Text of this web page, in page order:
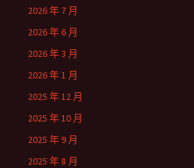
2026 年 7 月
2026 年 6 月
2026 年 3 月
2026 年 1 月
2025 年 12 月
2025 年 10 月
2025 年 9 月
2025 年 8 月